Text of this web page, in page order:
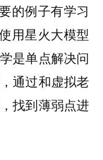
的例子有学习
用星火大模型
是单点解决问
通过和虚拟老
找到薄弱点进